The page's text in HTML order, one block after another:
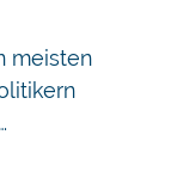
meisten